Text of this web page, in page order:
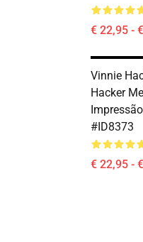
€ 22,95 -
Vinnie
Hacker
#ID8373
€ 22,95 -